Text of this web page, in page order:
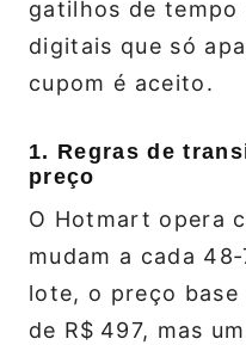
gatilhos de tempo
digitais que só
cupom é aceito.
1. Regras de
preço
O Hotmart opera
mudam a cada
lote, o preço
de R$ 497, mas